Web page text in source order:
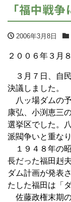
「福中戦
2006年3月8日
２００６年３月
３月７日、自
決議しました。
八ッ場ダムの
康弘、小渕恵三
選挙区でした。
派閥争いと重なり
１９４８年の
長だった福田赳
ダム計画が発表
たした福田は「
佐藤政権末期